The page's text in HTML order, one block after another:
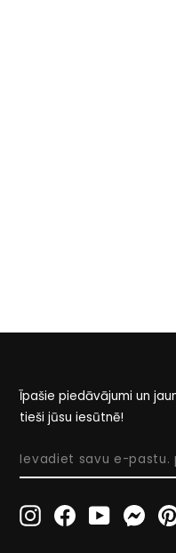
Īpašie piedāvājumi un
tieši jūsu iesūtnē!
IEVADIET
PASTU.InstagramFacebookYouTube